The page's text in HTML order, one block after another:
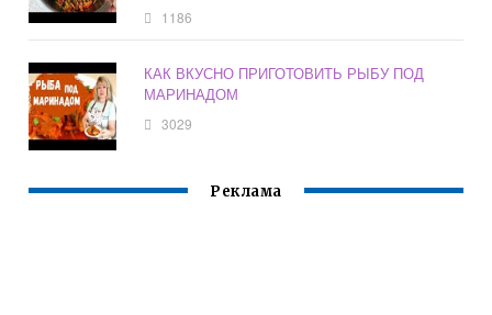
1186
КАК ВКУСНО ПРИГОТОВИТЬ РЫБУ ПОД
МАРИНАДОМ
3029
Реклама